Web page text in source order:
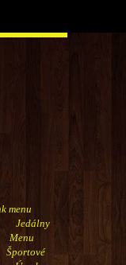
menu
Jedálny
Menu
Športové